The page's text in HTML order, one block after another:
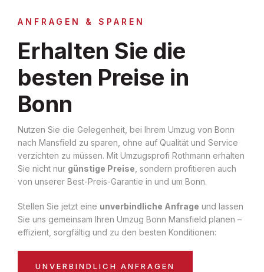
ANFRAGEN & SPAREN
Erhalten Sie die
besten Preise in
Bonn
Nutzen Sie die Gelegenheit, bei Ihrem Umzug von Bonn
nach Mansfield zu sparen, ohne auf Qualität und Service
verzichten zu müssen. Mit Umzugsprofi Rothmann erhalten
Sie nicht nur günstige Preise , sondern profitieren auch
von unserer Best-Preis-Garantie in und um Bonn.
Stellen Sie jetzt eine unverbindliche Anfrage und lassen
Sie uns gemeinsam Ihren Umzug Bonn Mansfield planen –
effizient, sorgfältig und zu den besten Konditionen:
UNVERBINDLICH ANFRAGEN